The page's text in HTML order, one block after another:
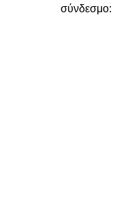
σύνδεσμο: